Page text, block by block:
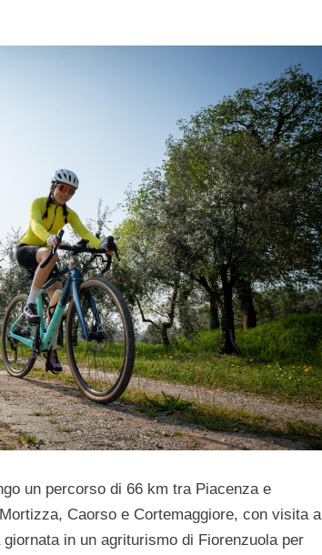
un percorso di 66 km tra Piacenza e
Caorso e Cortemaggiore, con visita a
in un agriturismo di Fiorenzuola per